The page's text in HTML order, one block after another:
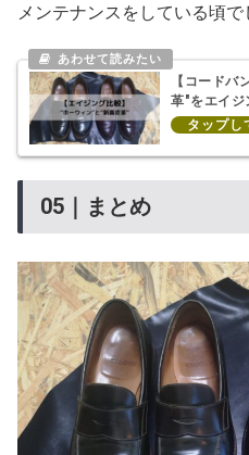
メンテナンスをしている頃で
【コードバ
革"をエイジ
底解説!
05｜まとめ